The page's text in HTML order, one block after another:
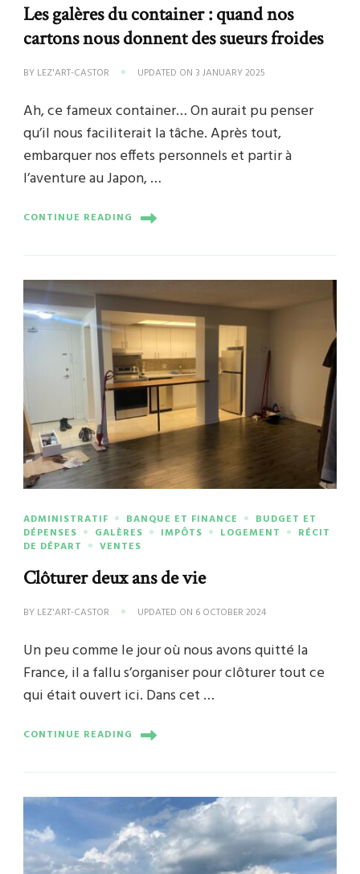
Les galères du container : quand nos
cartons nous donnent des sueurs froides
BY LEZ'ART-CASTOR UPDATED ON 3 JANUARY 2025
Ah, ce fameux container… On aurait pu penser
qu’il nous faciliterait la tâche. Après tout,
embarquer nos effets personnels et partir à
l’aventure au Japon, …
CONTINUE READING
ADMINISTRATIF BANQUE ET FINANCE
BUDGET ET
DÉPENSES
GALÈRES IMPÔTS LOGEMENT
RÉCIT
DE DÉPART
VENTES
Clôturer deux ans de vie
BY LEZ'ART-CASTOR UPDATED ON 6 OCTOBER 2024
Un peu comme le jour où nous avons quitté la
France, il a fallu s’organiser pour clôturer tout ce
qui était ouvert ici. Dans cet …
CONTINUE READING